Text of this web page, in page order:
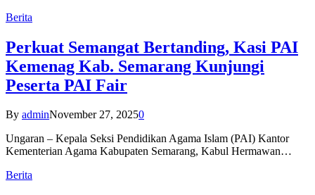
Berita
Perkuat Semangat Bertanding, Kasi PAI
Kemenag Kab. Semarang Kunjungi
Peserta PAI Fair
By adminNovember 27, 20250
Ungaran – Kepala Seksi Pendidikan Agama Islam (PAI) Kantor
Kementerian Agama Kabupaten Semarang, Kabul Hermawan…
Berita